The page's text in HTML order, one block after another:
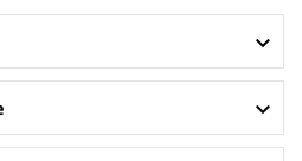

